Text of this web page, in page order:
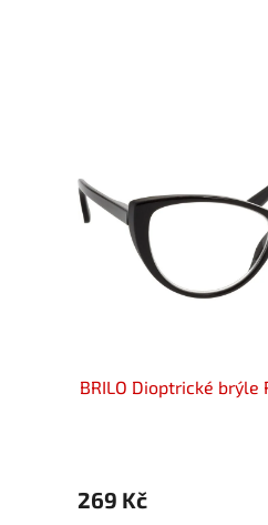
BRILO Dioptrické brýle
269 Kč